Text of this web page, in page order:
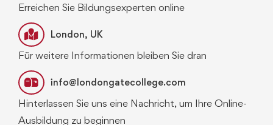
Erreichen Sie Bildungsexperten online
London, UK
Für weitere Informationen bleiben Sie dran
info@londongatecollege.com
Hinterlassen Sie uns eine Nachricht, um Ihre Online-
Ausbildung zu beginnen